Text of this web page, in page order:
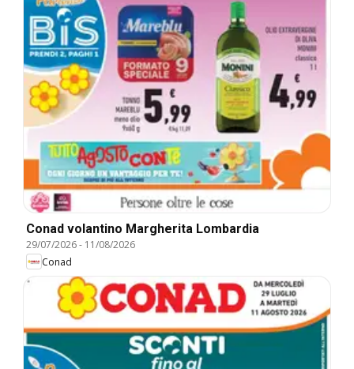
Conad volantino Margherita Lombardia
29/07/2026- 11/08/2026
Conad